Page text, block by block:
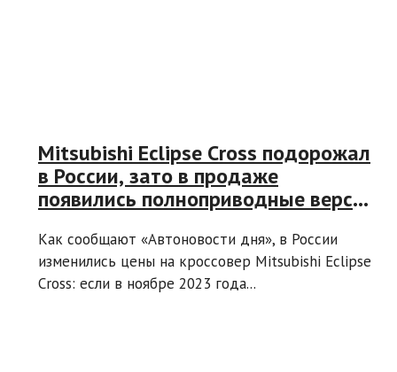
Mitsubishi Eclipse Cross подорожал
в России, зато в продаже
появились полноприводные версии
Как сообщают «Автоновости дня», в России
изменились цены на кроссовер Mitsubishi Eclipse
Cross: если в ноябре 2023 года...